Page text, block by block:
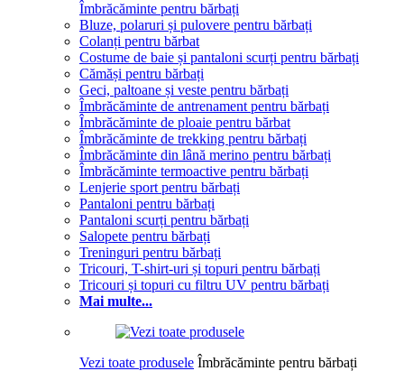
Îmbrăcăminte pentru bărbați
Bluze, polaruri și pulovere pentru bărbați
Colanți pentru bărbat
Costume de baie și pantaloni scurți pentru bărbați
Cămăși pentru bărbați
Geci, paltoane și veste pentru bărbați
Îmbrăcăminte de antrenament pentru bărbați
Îmbrăcăminte de ploaie pentru bărbat
Îmbrăcăminte de trekking pentru bărbați
Îmbrăcăminte din lână merino pentru bărbați
Îmbrăcăminte termoactive pentru bărbați
Lenjerie sport pentru bărbați
Pantaloni pentru bărbați
Pantaloni scurți pentru bărbați
Salopete pentru bărbați
Treninguri pentru bărbați
Tricouri, T-shirt-uri și topuri pentru bărbați
Tricouri și topuri cu filtru UV pentru bărbați
Mai multe...
Vezi toate produsele Îmbrăcăminte pentru bărbați